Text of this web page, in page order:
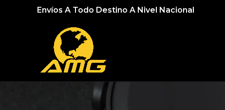
Envíos A Todo Destino A Nivel Nacional